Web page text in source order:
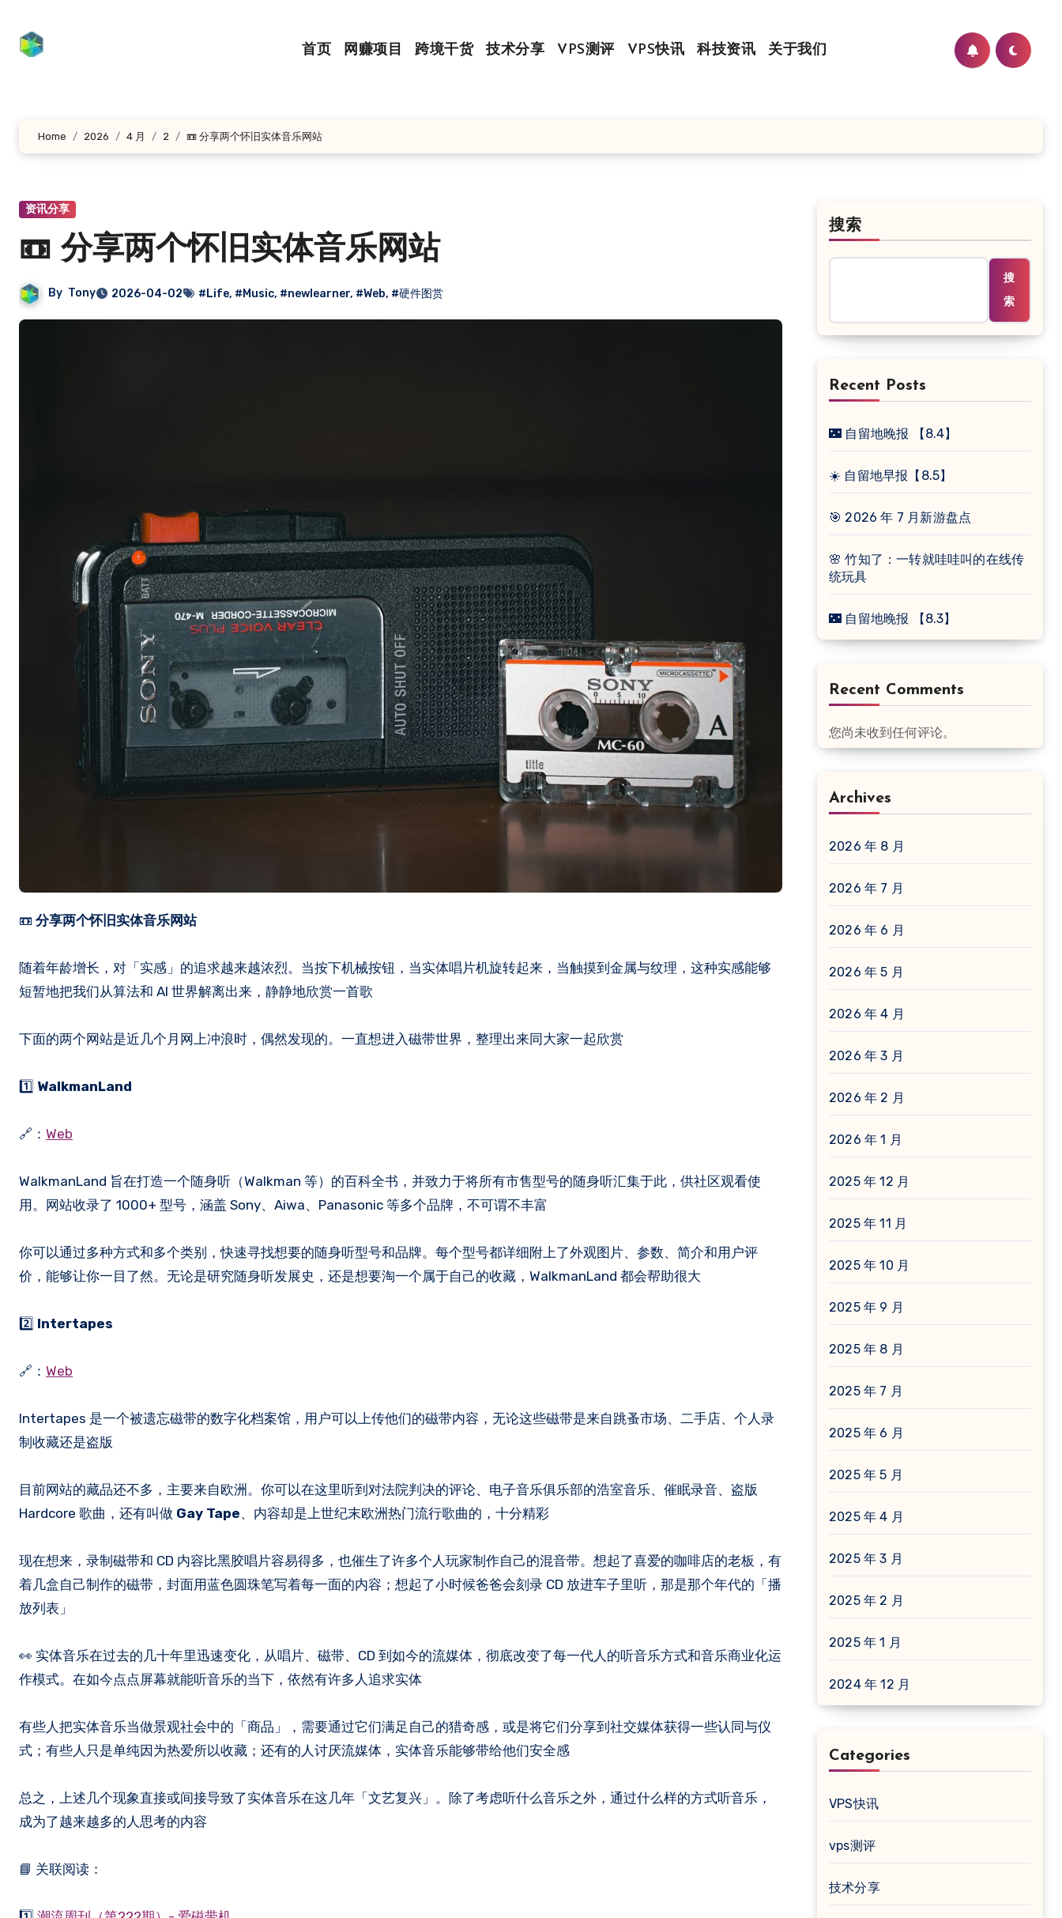
首页 网赚项目 跨境干货 技术分享 VPS测评 VPS快讯 科技资讯 关于我们
Home 2026 4 月 2 📼 分享两个怀旧实体音乐网站
资讯分享
📼 分享两个怀旧实体音乐网站
By Tony 2026-04-02 #Life, #Music, #newlearner, #Web, #硬件图赏
分享两个怀旧实体音乐网站
随着年龄增长，对「实感」的追求越来越浓烈。当按下机械按钮，当实体唱片机旋转起来，当触摸到金属与纹理，这种实感能够
短暂地把我们从算法和 AI 世界解离出来，静静地欣赏一首歌
下面的两个网站是近几个月网上冲浪时，偶然发现的。一直想进入磁带世界，整理出来同大家一起欣赏
1️⃣ WalkmanLand
🔗： Web
WalkmanLand 旨在打造一个随身听（Walkman 等）的百科全书，并致力于将所有市售型号的随身听汇集于此，供社区观看使
用。网站收录了 1000+ 型号，涵盖 Sony、Aiwa、Panasonic 等多个品牌，不可谓不丰富
你可以通过多种方式和多个类别，快速寻找想要的随身听型号和品牌。每个型号都详细附上了外观图片、参数、简介和用户评
价，能够让你一目了然。无论是研究随身听发展史，还是想要淘一个属于自己的收藏，WalkmanLand 都会帮助很大
2️⃣ Intertapes
🔗： Web
Intertapes 是一个被遗忘磁带的数字化档案馆，用户可以上传他们的磁带内容，无论这些磁带是来自跳蚤市场、二手店、个人录
制收藏还是盗版
目前网站的藏品还不多，主要来自欧洲。你可以在这里听到对法院判决的评论、电子音乐俱乐部的浩室音乐、催眠录音、盗版
Hardcore 歌曲，还有叫做 Gay Tape、内容却是上世纪末欧洲热门流行歌曲的，十分精彩
现在想来，录制磁带和 CD 内容比黑胶唱片容易得多，也催生了许多个人玩家制作自己的混音带。想起了喜爱的咖啡店的老板，有
着几盒自己制作的磁带，封面用蓝色圆珠笔写着每一面的内容；想起了小时候爸爸会刻录 CD 放进车子里听，那是那个年代的「播
放列表」
👀 实体音乐在过去的几十年里迅速变化，从唱片、磁带、CD 到如今的流媒体，彻底改变了每一代人的听音乐方式和音乐商业化运
作模式。在如今点点屏幕就能听音乐的当下，依然有许多人追求实体
有些人把实体音乐当做景观社会中的「商品」，需要通过它们满足自己的猎奇感，或是将它们分享到社交媒体获得一些认同与仪
式；有些人只是单纯因为热爱所以收藏；还有的人讨厌流媒体，实体音乐能够带给他们安全感
总之，上述几个现象直接或间接导致了实体音乐在这几年「文艺复兴」。除了考虑听什么音乐之外，通过什么样的方式听音乐，
成为了越来越多的人思考的内容
📘 关联阅读：
搜索
搜
索
Recent Posts
🌃 自留地晚报 【8.4】
☀️ 自留地早报【8.5】
🎯 2026 年 7 月新游盘点
🌸 竹知了：一转就哇哇叫的在线传
统玩具
🌃 自留地晚报 【8.3】
Recent Comments
您尚未收到任何评论。
Archives
2026 年 8 月
2026 年 7 月
2026 年 6 月
2026 年 5 月
2026 年 4 月
2026 年 3 月
2026 年 2 月
2026 年 1 月
2025 年 12 月
2025 年 11 月
2025 年 10 月
2025 年 9 月
2025 年 8 月
2025 年 7 月
2025 年 6 月
2025 年 5 月
2025 年 4 月
2025 年 3 月
2025 年 2 月
2025 年 1 月
2024 年 12 月
Categories
VPS快讯
vps测评
技术分享